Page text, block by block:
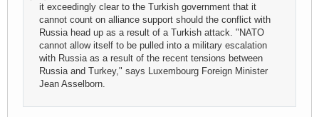
it exceedingly clear to the Turkish government that it
cannot count on alliance support should the conflict with
Russia head up as a result of a Turkish attack. "NATO
cannot allow itself to be pulled into a military escalation
with Russia as a result of the recent tensions between
Russia and Turkey," says Luxembourg Foreign Minister
Jean Asselborn.